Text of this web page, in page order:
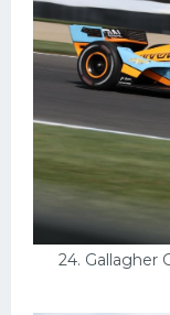
24. Gallagher